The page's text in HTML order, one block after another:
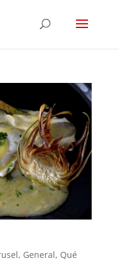
, General, Qué